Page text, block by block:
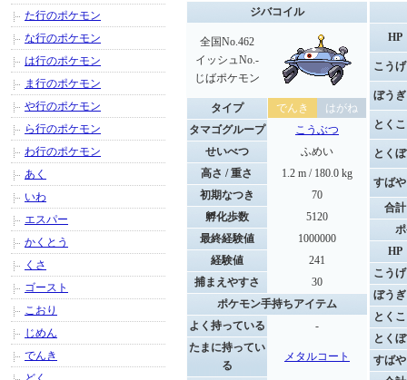
ジバコイル
全国No.462
イッシュNo.-
じばポケモン
タイプ でんき
はがね
タマゴグループ
こうぶつ
せいべつ
ふめい
高さ / 重さ
1.2 m / 180.0 kg
初期なつき
70
孵化歩数
5120
最終経験値
1000000
経験値
241
捕まえやすさ
30
ポケモン手持ちアイテム
よく持っている
-
たまに持ってい
る
メタルコート
HP
こう
ぼう
とく
とく
すば
合計
HP
こう
ぼう
とく
とく
すば
た行のポケモン
な行のポケモン
は行のポケモン
ま行のポケモン
や行のポケモン
ら行のポケモン
わ行のポケモン
あく
いわ
エスパー
かくとう
くさ
ゴースト
こおり
じめん
でんき